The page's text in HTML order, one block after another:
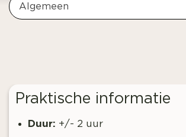
Algemeen
Praktische informatie
Duur: +/- 2 uur